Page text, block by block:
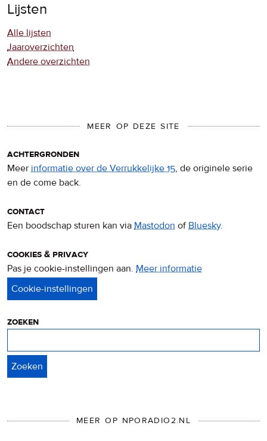
Lijsten
Alle lijsten
Jaaroverzichten
Andere overzichten
MEER OP DEZE SITE
achtergronden
Meer informatie over de Verrukkelijke 15, de originele serie
en de come back.
contact
Een boodschap sturen kan via Mastodon of Bluesky.
cookies & privacy
Pas je cookie-instellingen aan. Meer informatie
zoeken
MEER OP NPORADIO2.NL